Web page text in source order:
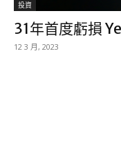
投資
31年首度虧損
12 3 月, 2023